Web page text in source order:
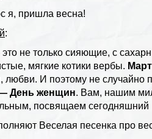
я, пришла весна!
:
не только сияющие, с
мягкие котики вербы.
любви. И поэтому не случайно
День женщин. Вам, нашим
посвящаем сегодняшний
Веселая песенка про